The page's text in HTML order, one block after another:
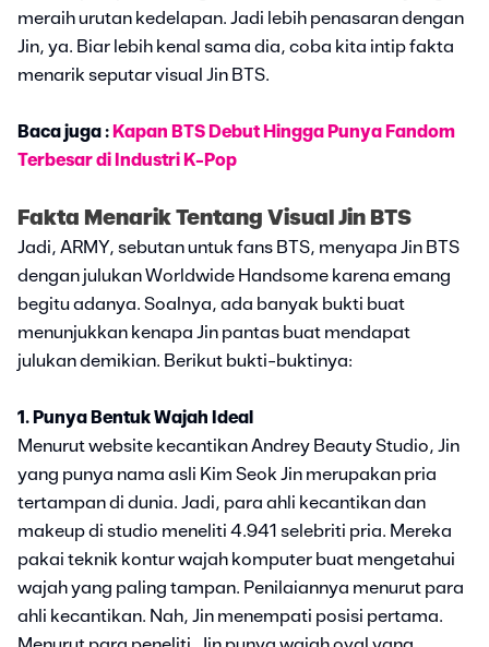
meraih urutan kedelapan. Jadi lebih penasaran dengan
Jin, ya. Biar lebih kenal sama dia, coba kita intip fakta
menarik seputar visual Jin BTS.
Baca juga : Kapan BTS Debut Hingga Punya Fandom
Terbesar di Industri K-Pop
Fakta Menarik Tentang Visual Jin BTS
Jadi, ARMY, sebutan untuk fans BTS, menyapa Jin BTS
dengan julukan Worldwide Handsome karena emang
begitu adanya. Soalnya, ada banyak bukti buat
menunjukkan kenapa Jin pantas buat mendapat
julukan demikian. Berikut bukti-buktinya:
1. Punya Bentuk Wajah Ideal
Menurut website kecantikan Andrey Beauty Studio, Jin
yang punya nama asli Kim Seok Jin merupakan pria
tertampan di dunia. Jadi, para ahli kecantikan dan
makeup di studio meneliti 4.941 selebriti pria. Mereka
pakai teknik kontur wajah komputer buat mengetahui
wajah yang paling tampan. Penilaiannya menurut para
ahli kecantikan. Nah, Jin menempati posisi pertama.